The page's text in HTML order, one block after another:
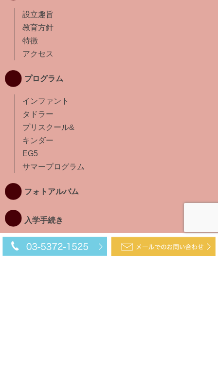
設立趣旨
教育方針
特徴
アクセス
プログラム
インファント
タドラー
プリスクール&
キンダー
EG5
サマープログラム
フォトアルバム
入学手続き
タドラー